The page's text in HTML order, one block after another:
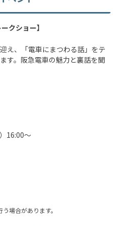
クショー】
え、「電車にまつわる話」をテ
す。阪急電車の魅力と裏話を聞
16:00～
場合があります。